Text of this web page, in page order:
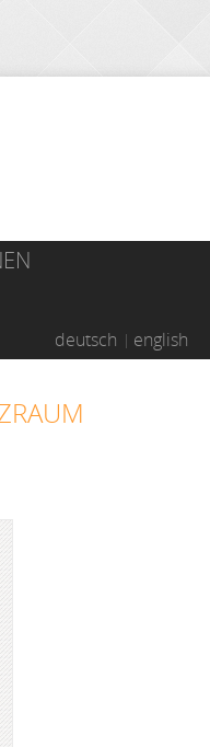
deutsch english